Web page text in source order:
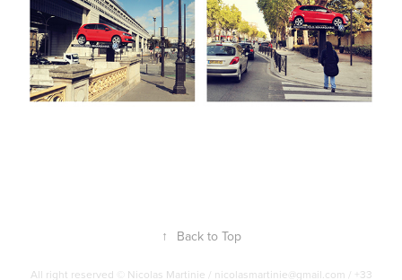
↑ Back to Top
All right reserved © Nicolas Martinie / nicolasmartinie@gmail.com / +33